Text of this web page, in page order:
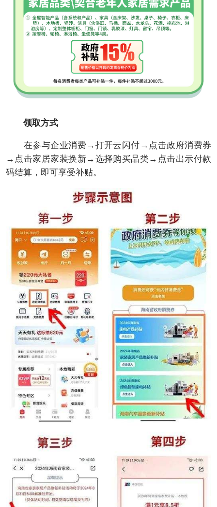
领取方式
在参与企业消费→打开云闪付→点击政府消费券
→点击家居家装换新→选择购买品类→点击出示付款
码结算，即可享受补贴。